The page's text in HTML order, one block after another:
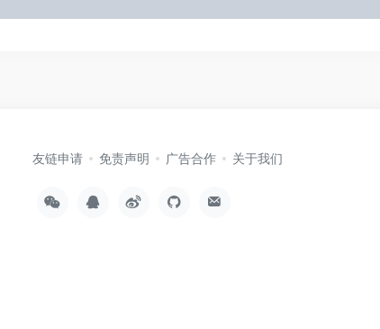
友链申请 免责声明 广告合作 关于我们